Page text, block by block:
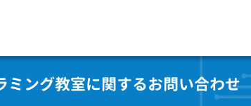
ミング教室に関するお問い合わせ